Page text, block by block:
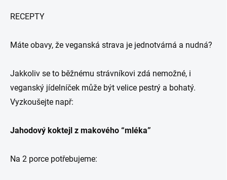
RECEPTY
Máte obavy, že veganská strava je jednotvárná a nudná?
Jakkoliv se to běžnému strávníkovi zdá nemožné, i
veganský jídelníček může být velice pestrý a bohatý.
Vyzkoušejte např:
Jahodový koktejl z makového “mléka”
Na 2 porce potřebujeme: